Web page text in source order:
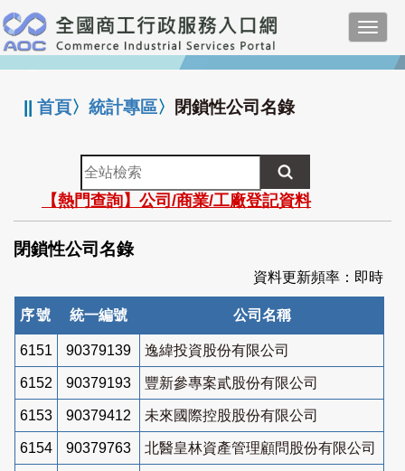
跳
到
主
要
:::
||首頁〉統計專區〉 閉鎖性公司名錄
全
站
檢
索
【熱門查詢】公司/商業/工廠登記資料
閉鎖性公司名錄
資料更新頻率：即時
序號 統一編號 公司名稱
6151 90379139 逸緯投資股份有限公司
6152 90379193 豐新參專案貳股份有限公司
6153 90379412 未來國際控股股份有限公司
6154 90379763 北醫皇林資產管理顧問股份有限公司